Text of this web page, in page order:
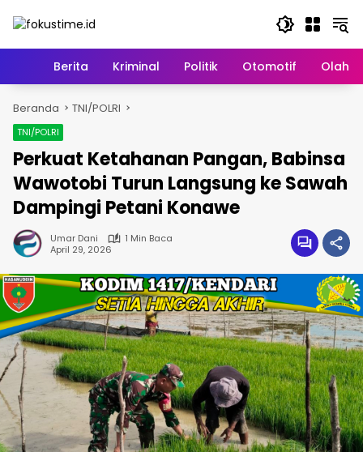
HomeBerita Kriminal Politik Otomotif
Beranda TNI/POLRI
TNI/POLRI
Perkuat Ketahanan Pangan, Babinsa
Wawotobi Turun Langsung ke Sawah
Dampingi Petani Konawe
Umar Dani
1 Min Baca
April 29, 2026